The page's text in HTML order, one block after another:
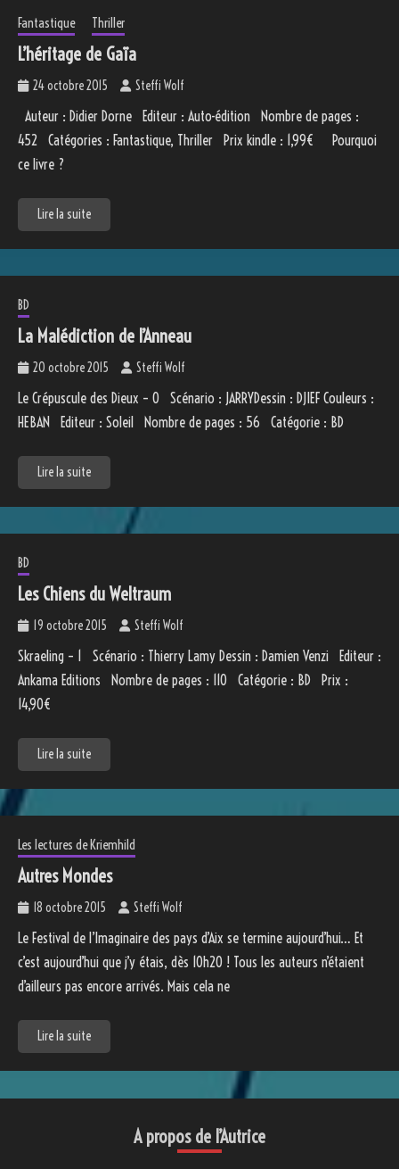
Fantastique Thriller
L’héritage de Gaïa
24 octobre 2015 Steffi Wolf
Auteur : Didier Dorne Editeur : Auto-édition Nombre de pages :
452 Catégories : Fantastique, Thriller Prix kindle : 1,99€ Pourquoi
ce livre ?
Lire la suite
BD
La Malédiction de l’Anneau
20 octobre 2015 Steffi Wolf
Le Crépuscule des Dieux – 0 Scénario : JARRYDessin : DJIEF Couleurs :
HEBAN Editeur : Soleil Nombre de pages : 56 Catégorie : BD
Lire la suite
BD
Les Chiens du Weltraum
19 octobre 2015 Steffi Wolf
Skraeling – 1 Scénario : Thierry Lamy Dessin : Damien Venzi Editeur :
Ankama Editions Nombre de pages : 110 Catégorie : BD Prix :
14,90€
Lire la suite
Les lectures de Kriemhild
Autres Mondes
18 octobre 2015 Steffi Wolf
Le Festival de l’Imaginaire des pays d’Aix se termine aujourd’hui… Et
c’est aujourd’hui que j’y étais, dès 10h20 ! Tous les auteurs n’étaient
d’ailleurs pas encore arrivés. Mais cela ne
Lire la suite
A propos de l’Autrice